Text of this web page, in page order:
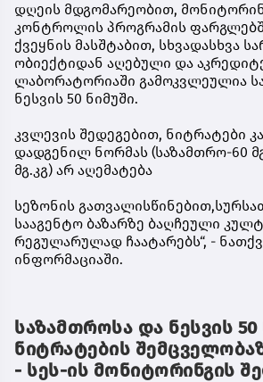
დღეის მდგომარეობით,
კონტროლის პროგრამის
ქვეყნის მასშტაბით, სხვადასხვა
ობიექტიდან აღებული და
ლაბორატორიაში გამოკვლეულია
ნესვის 50 ნიმუში.
კვლევის შედეგებით, ნიტრატები
დადგენილ ნორმას (საზამთრო-60
მგ.კგ) არ აღემატება
სეზონის
სააგენტო ბაზარზე ბაღჩეული
რეგულარულად ჩაატარებს“, -
ინფორმაციაში.
საზამთროსა და ნესვის 50
ნიტრატების
- სეს-ის მონიტორინგის